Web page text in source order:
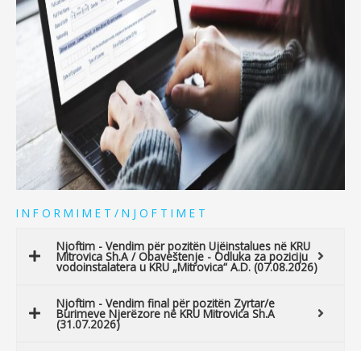
I N F O R M I M E T / N J O F T I M E T
Njoftim - Vendim për pozitën Ujëinstalues në KRU
Mitrovica Sh.A / Obaveštenje - Odluka za poziciju
vodoinstalatera u KRU „Mitrovica“ A.D. (07.08.2026)
Njoftim - Vendim final për pozitën Zyrtar/e
Burimeve Njerëzore në KRU Mitrovica Sh.A
(31.07.2026)